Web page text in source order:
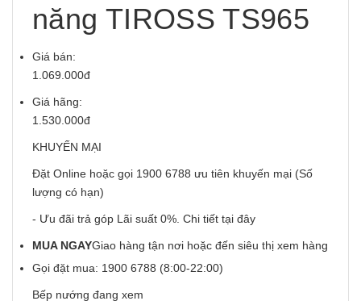
năng TIROSS TS965
Giá bán:
1.069.000đ
Giá hãng:
1.530.000đ
KHUYẾN MẠI
Đặt Online hoặc gọi 1900 6788 ưu tiên khuyến mại (Số
lượng có hạn)
- Ưu đãi trả góp Lãi suất 0%. Chi tiết tại đây
MUA NGAYGiao hàng tận nơi hoặc đến siêu thị xem hàng
Gọi đặt mua: 1900 6788 (8:00-22:00)
Bếp nướng đang xem